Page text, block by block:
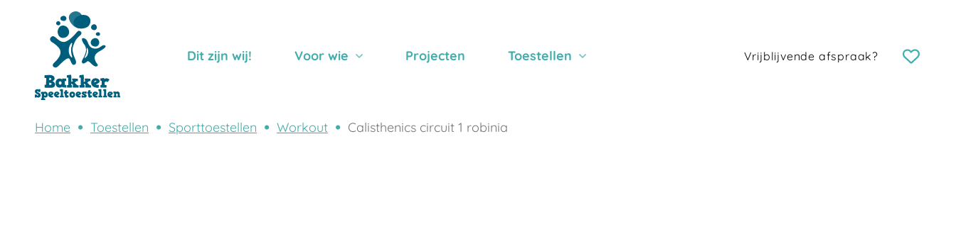
Dit zijn wij! Voor wie Projecten Toestellen Vrijblijvende afspraak?
Home Toestellen Sporttoestellen Workout Calisthenics circuit 1 robinia